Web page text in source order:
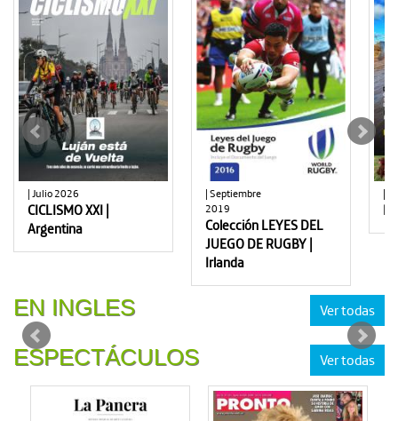
| Julio 2026
CICLISMO XXI |
Argentina
| Septiembre
2019
Colección LEYES DEL
JUEGO DE RUGBY |
Irlanda
|
Ver todas
EN INGLES
Ver todas
ESPECTÁCULOS